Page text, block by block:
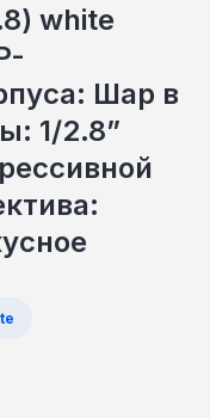
white
Шар в
1/2.8”